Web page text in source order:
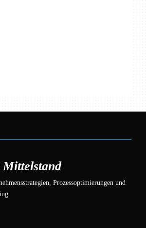
Prozessoptimierungen und